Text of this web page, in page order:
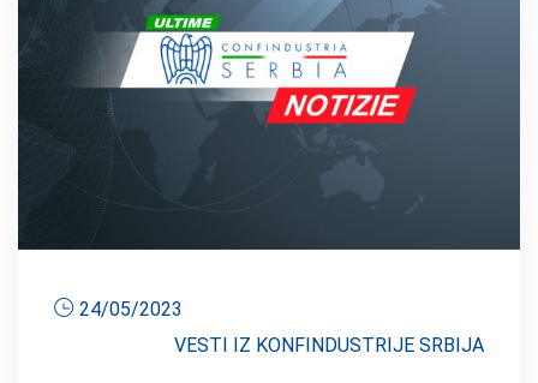
24/05/2023
VESTI IZ KONFINDUSTRIJE SRBIJA